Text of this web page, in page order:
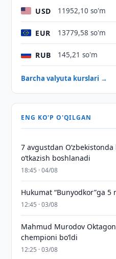
USD 11952,10 so'm
EUR 13779,58 so'm
RUB 145,21 so'm
Barcha valyuta kurslari →
ENG KO'P O'QILGAN
7 avgustdan
o‘tkazish boshlanadi
18:45 · 04/08
Hukumat “Bunyodkor”ga 5
12:45 · 03/08
Mahmud Murodov
chempioni bo‘ldi
12:25 · 03/08